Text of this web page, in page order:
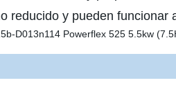
y pueden funcionar